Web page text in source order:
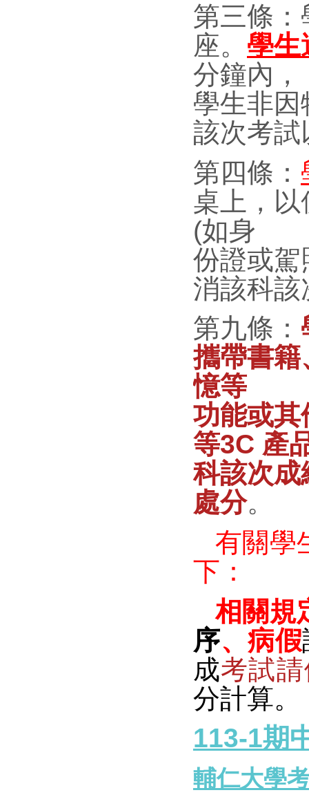
第三條
座。 學生
分鐘內，
學生非
該次考試
第四條：
桌上，
(如身
份證或駕
消該科
第九條：
攜帶書籍
憶等
功能或其
等3C 產
科該次成
處分。
有關學
下：
相關規
序、病假
成考試
分計算。
113-1期
輔仁大學